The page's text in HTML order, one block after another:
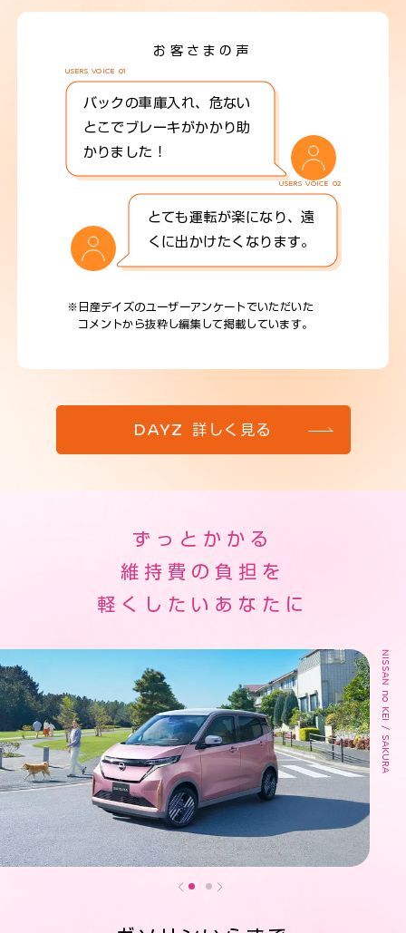
お客さまの声
USERS VOICE 01
バックの車庫入れ、危ない
とこでブレーキがかかり助
かりました！
USERS VOICE 02
とても運転が楽になり、遠
くに出かけたくなります。
※日産デイズのユーザーアンケートでいただいた
コメントから抜粋し編集して掲載しています。
DAYZ 詳しく見る
ずっとかかる
維持費の負担を
軽くしたいあなたに
NISSAN no KEI / SAKURA